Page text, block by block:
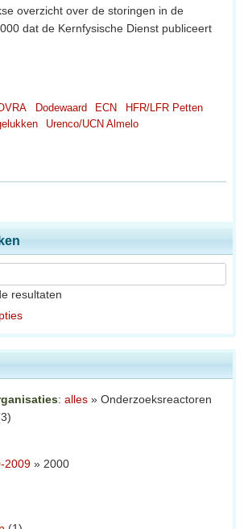
overzicht over de storingen in de
dat de Kernfysische Dienst publiceert
Dodewaard ECN
HFR/LFR Petten
Urenco/UCN Almelo
resultaten
: alles » Onderzoeksreactoren
2009 » 2000